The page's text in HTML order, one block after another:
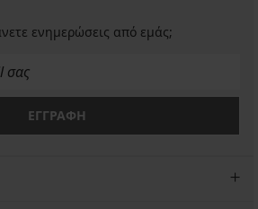
ενημερώσεις από εμάς;
ΕΓΓΡΑΦΗ